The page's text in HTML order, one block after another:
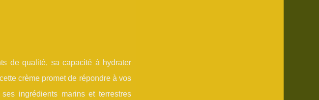
de qualité, sa capacité à hydrater
crème promet de répondre à vos
ingrédients marins et terrestres